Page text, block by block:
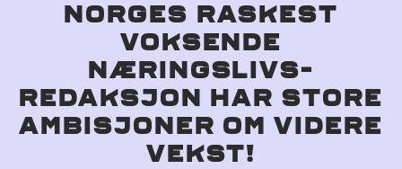
NORGES RASKEST
VOKSENDE
NÆRINGSLIVS-
REDAKSJON HAR STORE
AMBISJONER OM VIDERE
VEKST!